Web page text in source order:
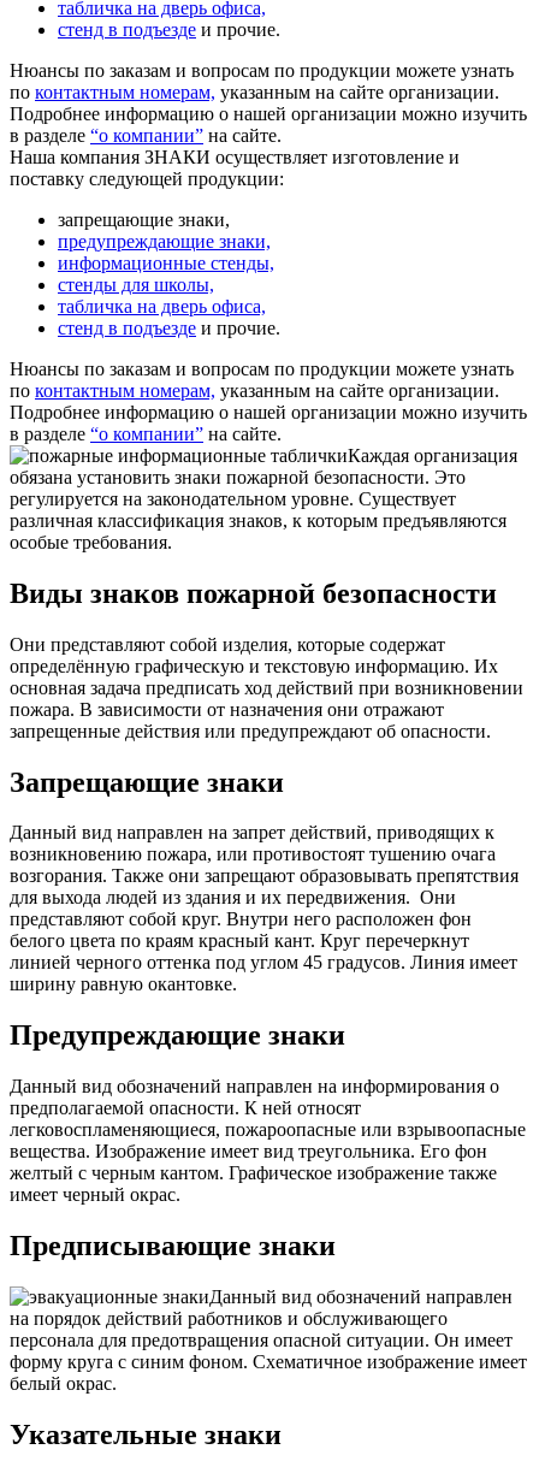
табличка на дверь офиса,
стенд в подъезде и прочие.
Нюансы по заказам и вопросам по продукции можете узнать
по контактным номерам, указанным на сайте организации.
Подробнее информацию о нашей организации можно изучить
в разделе “о компании” на сайте.
Наша компания ЗНАКИ осуществляет изготовление и
поставку следующей продукции:
запрещающие знаки,
предупреждающие знаки,
информационные стенды,
стенды для школы,
табличка на дверь офиса,
стенд в подъезде и прочие.
Нюансы по заказам и вопросам по продукции можете узнать
по контактным номерам, указанным на сайте организации.
Подробнее информацию о нашей организации можно изучить
в разделе “о компании” на сайте.
Каждая организация
обязана установить знаки пожарной безопасности. Это
регулируется на законодательном уровне. Существует
различная классификация знаков, к которым предъявляются
особые требования.
Виды знаков пожарной безопасности
Они представляют собой изделия, которые содержат
определённую графическую и текстовую информацию. Их
основная задача предписать ход действий при возникновении
пожара. В зависимости от назначения они отражают
запрещенные действия или предупреждают об опасности.
Запрещающие знаки
Данный вид направлен на запрет действий, приводящих к
возникновению пожара, или противостоят тушению очага
возгорания. Также они запрещают образовывать препятствия
для выхода людей из здания и их передвижения. Они
представляют собой круг. Внутри него расположен фон
белого цвета по краям красный кант. Круг перечеркнут
линией черного оттенка под углом 45 градусов. Линия имеет
ширину равную окантовке.
Предупреждающие знаки
Данный вид обозначений направлен на информирования о
предполагаемой опасности. К ней относят
легковоспламеняющиеся, пожароопасные или взрывоопасные
вещества. Изображение имеет вид треугольника. Его фон
желтый с черным кантом. Графическое изображение также
имеет черный окрас.
Предписывающие знаки
Данный вид обозначений направлен
на порядок действий работников и обслуживающего
персонала для предотвращения опасной ситуации. Он имеет
форму круга с синим фоном. Схематичное изображение имеет
белый окрас.
Указательные знаки